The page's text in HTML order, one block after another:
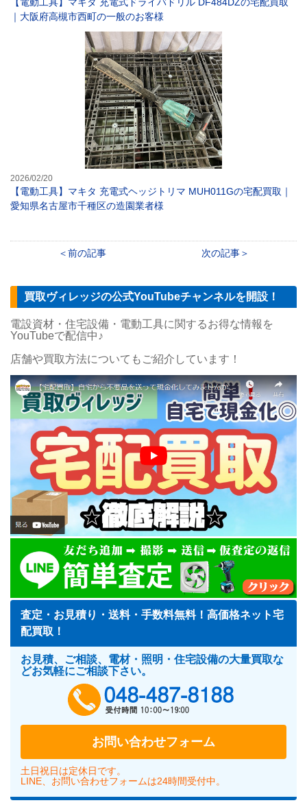
【電動工具】マキタ 充電式ドライバドリル DF484DZの宅配買取
｜大阪府高槻市西町の一般のお客様
2026/02/20
【電動工具】マキタ 充電式ヘッジトリマ MUH011Gの宅配買取｜
愛知県名古屋市千種区の造園業者様
前の記事 次の記事
買取ヴィレッジの公式YouTubeチャンネルを開設！
電設資材・住宅設備・電動工具に関するお得な情報を
YouTubeで配信中♪
店舗や買取方法についてもご紹介しています！
査定・お見積り・送料・手数料無料！高価格ネット宅
配買取！
お見積、ご相談、電材・照明・住宅設備の大量買取な
どお気軽にご相談下さい。
お問い合わせフォーム
土日祝日は定休日です。
LINE、お問い合わせフォームは24時間受付中。